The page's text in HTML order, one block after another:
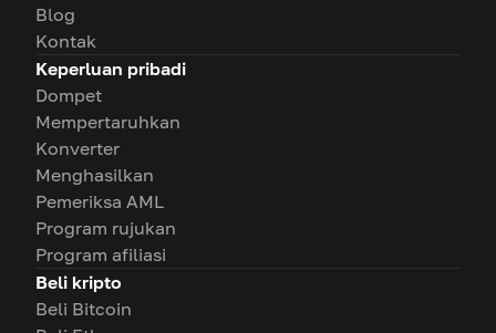
Blog
Kontak
Keperluan pribadi
Dompet
Mempertaruhkan
Konverter
Menghasilkan
Pemeriksa AML
Program rujukan
Program afiliasi
Beli kripto
Beli Bitcoin